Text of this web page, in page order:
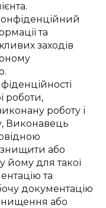
та
заходів
роботи,
роботу і
Виконавець
або
йому для такої
та
документацію
або